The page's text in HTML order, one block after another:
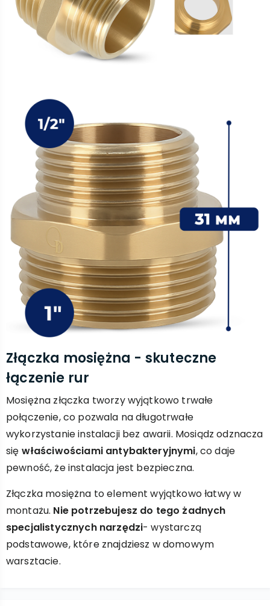
Złączka mosiężna - skuteczne
łączenie rur
Mosiężna złączka tworzy wyjątkowo trwałe
połączenie, co pozwala na długotrwałe
wykorzystanie instalacji bez awarii. Mosiądz odznacza
się właściwościami antybakteryjnymi, co daje
pewność, że instalacja jest bezpieczna.
Złączka mosiężna to element wyjątkowo łatwy w
montażu. Nie potrzebujesz do tego żadnych
specjalistycznych narzędzi- wystarczą
podstawowe, które znajdziesz w domowym
warsztacie.